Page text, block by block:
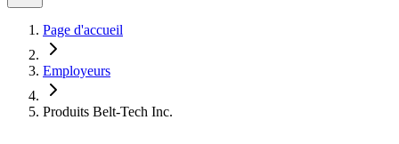
Page d'accueil
Employeurs
Produits Belt-Tech Inc.